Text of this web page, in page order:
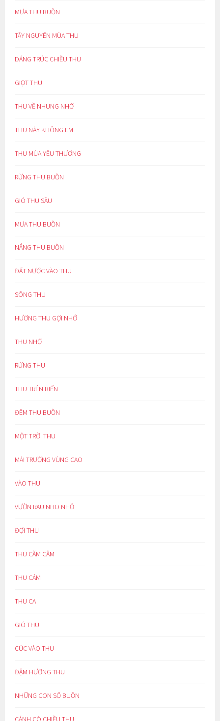
MƯA THU BUỒN
TÂY NGUYÊN MÙA THU
DÁNG TRÚC CHIỀU THU
GIỌT THU
THU VỀ NHUNG NHỚ
THU NÀY KHÔNG EM
THU MÙA YÊU THƯƠNG
RỪNG THU BUỒN
GIÓ THU SẦU
MƯA THU BUỒN
NẮNG THU BUỒN
ĐẤT NƯỚC VÀO THU
SÔNG THU
HƯƠNG THU GỢI NHỚ
THU NHỚ
RỪNG THU
THU TRÊN BIỂN
ĐÊM THU BUỒN
MỘT TRỜI THU
MÁI TRƯỜNG VÙNG CAO
VÀO THU
VƯỜN RAU NHO NHỎ
ĐỢI THU
THU CĂM CĂM
THU CẢM
THU CA
GIÓ THU
CÚC VÀO THU
ĐẬM HƯƠNG THU
NHỮNG CON SỐ BUỒN
CÁNH CÒ CHIỀU THU